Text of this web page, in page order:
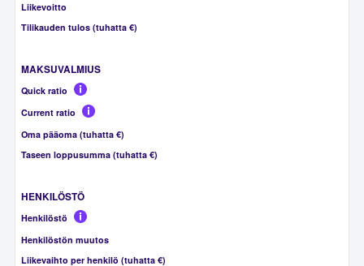
Liikevoitto
Tilikauden tulos (tuhatta €)
MAKSUVALMIUS
Quick ratio
Current ratio
Oma pääoma (tuhatta €)
Taseen loppusumma (tuhatta €)
HENKILÖSTÖ
Henkilöstö
Henkilöstön muutos
Liikevaihto per henkilö (tuhatta €)